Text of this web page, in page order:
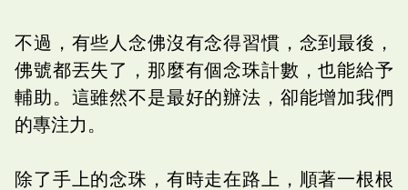
不過，有些人念佛沒有念得習慣，念到最後，
佛號都丟失了，那麼有個念珠計數，也能給予
輔助。這雖然不是最好的辦法，卻能增加我們
的專注力。
除了手上的念珠，有時走在路上，順著一根根